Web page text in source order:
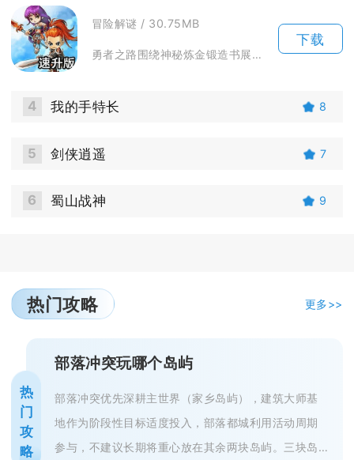
冒险解谜 / 30.75MB
勇者之路围绕神秘炼金锻造书展开冒险故事，玩家偶然获得这件装备融合道具，开启跨区域闯关冒险，...
下载
4 我的手特长 8
5 剑侠逍遥 7
6 蜀山战神 9
热门攻略 更多>>
热
门
攻
略
部落冲突玩哪个岛屿
部落冲突优先深耕主世界（家乡岛屿），建筑大师基
地作为阶段性目标适度投入，部落都城利用活动周期
参与，不建议长期将重心放在其余两块岛屿。三块岛